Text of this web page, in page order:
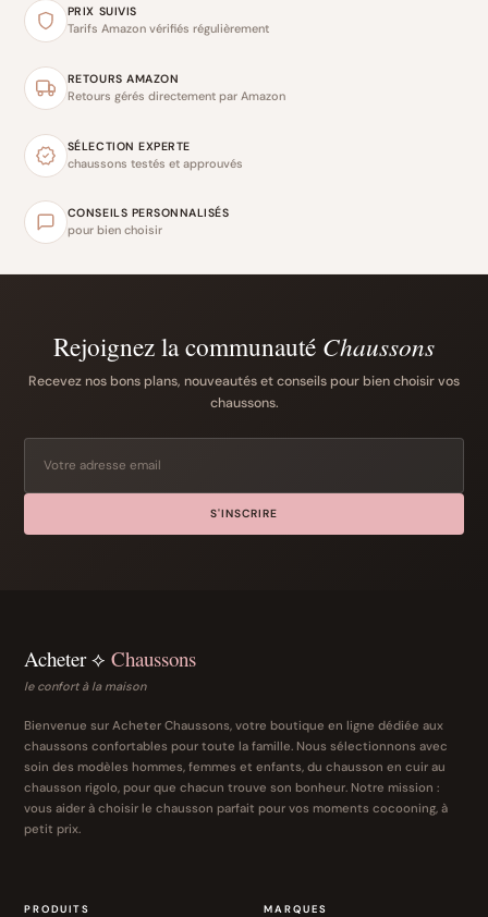
PRIX SUIVIS
Tarifs Amazon vérifiés régulièrement
RETOURS AMAZON
Retours gérés directement par Amazon
SÉLECTION EXPERTE
chaussons testés et approuvés
CONSEILS PERSONNALISÉS
pour bien choisir
Rejoignez la communauté Chaussons
Recevez nos bons plans, nouveautés et conseils pour bien choisir vos
chaussons.
S'INSCRIRE
Acheter ⟡ Chaussons
le confort à la maison
Bienvenue sur Acheter Chaussons, votre boutique en ligne dédiée aux
chaussons confortables pour toute la famille. Nous sélectionnons avec
soin des modèles hommes, femmes et enfants, du chausson en cuir au
chausson rigolo, pour que chacun trouve son bonheur. Notre mission :
vous aider à choisir le chausson parfait pour vos moments cocooning, à
petit prix.
PRODUITS MARQUES